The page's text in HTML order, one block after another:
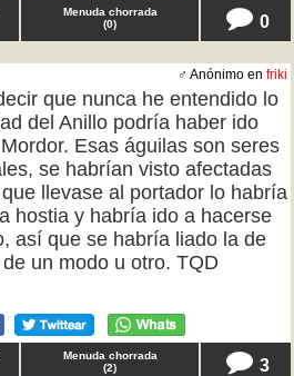
Menuda chorrada
(0) 0
♂ Anónimo en friki
que nunca he entendido lo
del Anillo podría haber ido
Esas águilas son seres
se habrían visto afectadas
llevase al portador lo habría
hostia y habría ido a hacerse
así que se habría liado la de
un modo u otro. TQD
Menuda chorrada
(2) 3